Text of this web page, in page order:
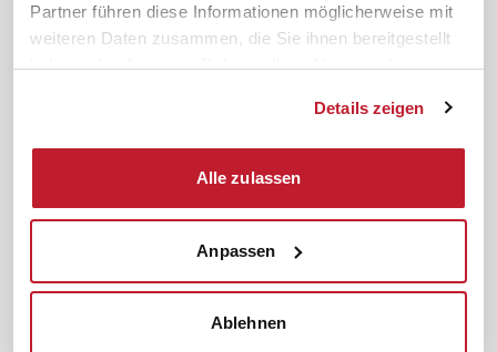
Partner führen diese Informationen möglicherweise mit
weiteren Daten zusammen, die Sie ihnen bereitgestellt
haben oder die sie im Rahmen Ihrer Nutzung der
Details zeigen
Alle zulassen
Anpassen
Ablehnen
Gesetze
Betriebsräten GmbH & Co. KG
© 2026
Cookiebot Impressum